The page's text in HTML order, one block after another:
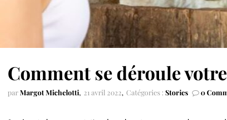
Comment se déroule
parMargot Michelotti 21 avril 2022 Catégories : Stories 0